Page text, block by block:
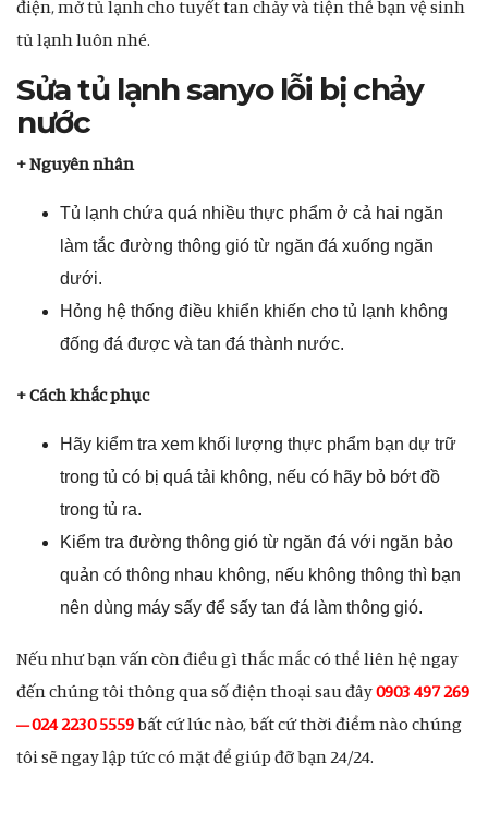
điện, mở tủ lạnh cho tuyết tan chảy và tiện thể bạn vệ sinh
tủ lạnh luôn nhé.
Sửa tủ lạnh sanyo lỗi bị chảy
nước
+ Nguyên nhân
Tủ lạnh chứa quá nhiều thực phẩm ở cả hai ngăn
làm tắc đường thông gió từ ngăn đá xuống ngăn
dưới.
Hỏng hệ thống điều khiển khiến cho tủ lạnh không
đống đá được và tan đá thành nước.
+ Cách khắc phục
Hãy kiểm tra xem khối lượng thực phẩm bạn dự trữ
trong tủ có bị quá tải không, nếu có hãy bỏ bớt đồ
trong tủ ra.
Kiểm tra đường thông gió từ ngăn đá với ngăn bảo
quản có thông nhau không, nếu không thông thì bạn
nên dùng máy sấy để sấy tan đá làm thông gió.
Nếu như bạn vấn còn điều gì thắc mắc có thể liên hệ ngay
đến chúng tôi thông qua số điện thoại sau đây0903 497 269
– 024 2230 5559bất cứ lúc nào, bất cứ thời điểm nào chúng
tôi sẽ ngay lập tức có mặt để giúp đỡ bạn 24/24.